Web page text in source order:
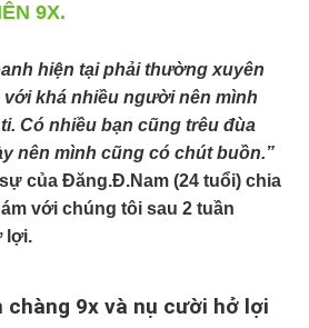
9X.
hiện tại phải thường xuyên
khá nhiều người nên mình
Có nhiều bạn cũng trêu đùa
nên mình cũng có chút buồn.”
của Đăng.Đ.Nam (24 tuổi) chia
với chúng tôi sau 2 tuần
lợi.
chàng 9x và nụ cười hở lợi